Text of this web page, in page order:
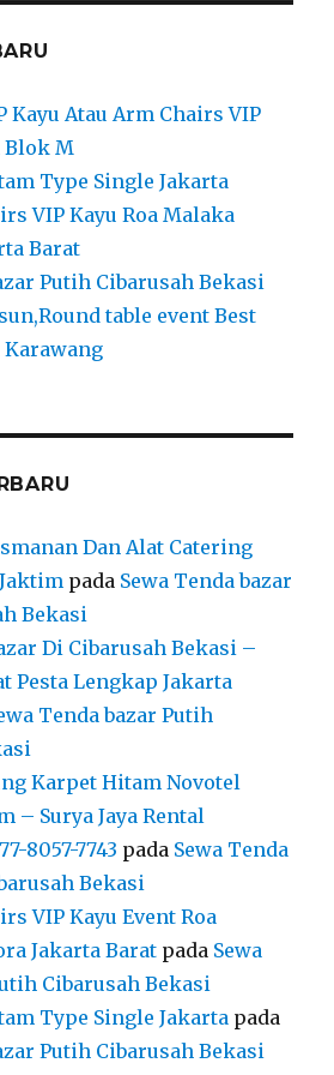
Kayu Atau Arm Chairs VIP
Blok M
Type Single Jakarta
VIP Kayu Roa Malaka
Barat
Putih Cibarusah Bekasi
table event Best
Dan Alat Catering
pada Sewa Tenda bazar
Bekasi
Di Cibarusah Bekasi –
Pesta Lengkap Jakarta
Tenda bazar Putih
Karpet Hitam Novotel
– Surya Jaya Rental
8057-7743 pada Sewa Tenda
Bekasi
VIP Kayu Event Roa
Jakarta Barat pada Sewa
Cibarusah Bekasi
Type Single Jakarta pada
Putih Cibarusah Bekasi